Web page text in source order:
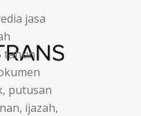
jasa
tahun
putusan
ijazah,